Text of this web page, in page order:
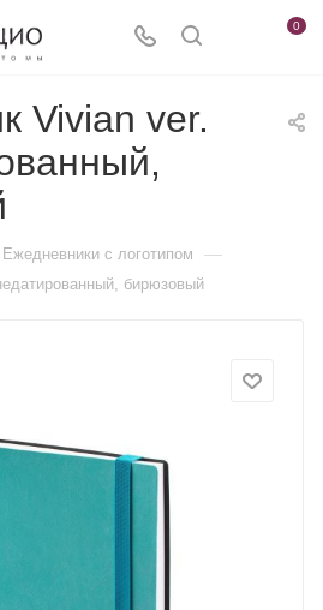
0
Vivian ver.
Ежедневники c логотипом —
бирюзовый